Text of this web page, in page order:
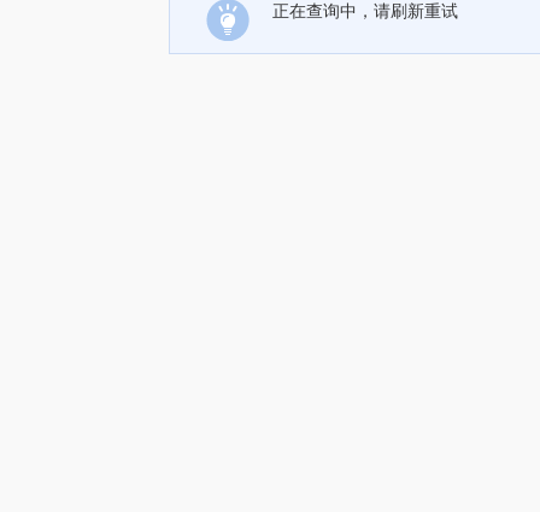
正在查询中，请刷新重试